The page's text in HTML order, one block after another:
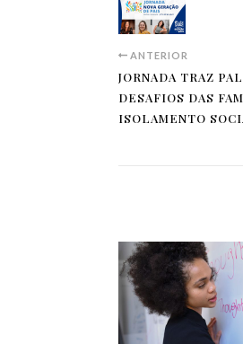
ANTERIOR
JORNADA TRAZ
DESAFIOS DAS
ISOLAMENTO